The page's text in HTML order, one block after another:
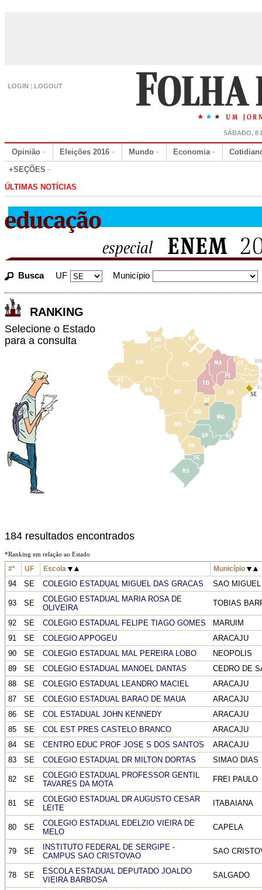
LOGIN | LOGOUT
SÁBADO, 8
Opinião Eleições 2016 Mundo Economia
+SEÇÕES
ÚLTIMAS NOTÍCIAS
Busca UF Município
RANKING
Selecione o Estado
para a consulta
184 resultados encontrados
*Ranking em relação ao Estado
#* UF Escola Município
94 SE COLEGIO ESTADUAL MIGUEL DAS GRACAS SAO
93 SE
COLEGIO ESTADUAL MARIA ROSA DE
OLIVEIRA
TOBIAS
92 SE COLEGIO ESTADUAL FELIPE TIAGO GOMES
MARUIM
91
SE COLEGIO APPOGEU
ARACAJU
90
SE COLEGIO ESTADUAL MAL PEREIRA LOBO
NEOPOLIS
89
SE COLEGIO ESTADUAL MANOEL DANTAS
CEDRO DE
88
SE COLEGIO ESTADUAL LEANDRO MACIEL
ARACAJU
87
SE COLEGIO ESTADUAL BARAO DE MAUA
ARACAJU
86
SE COL ESTADUAL JOHN KENNEDY
ARACAJU
85
SE COL EST PRES CASTELO BRANCO
ARACAJU
84
SE CENTRO EDUC PROF JOSE S DOS SANTOS
ARACAJU
83
SE COLEGIO ESTADUAL DR MILTON DORTAS SIMAO DIAS
82 SE
COLEGIO ESTADUAL PROFESSOR GENTIL
TAVARES DA MOTA
FREI PAULO
81 SE
COLEGIO ESTADUAL DR AUGUSTO CESAR
LEITE
ITABAIANA
80 SE
COLEGIO ESTADUAL EDELZIO VIEIRA DE
MELO
CAPELA
79 SE
INSTITUTO FEDERAL DE SERGIPE -
CAMPUS SAO CRISTOVAO
SAO
78 SE
ESCOLA ESTADUAL DEPUTADO JOALDO
VIEIRA BARBOSA
SALGADO